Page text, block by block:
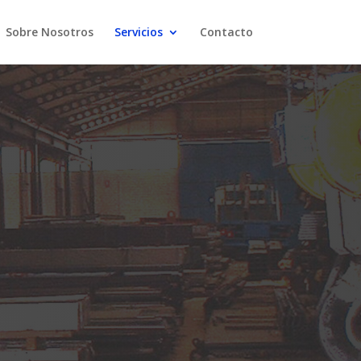
Sobre Nosotros Servicios Contacto